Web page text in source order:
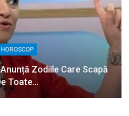
HOROSCOP
Zodiile Care Scapă
Toate…